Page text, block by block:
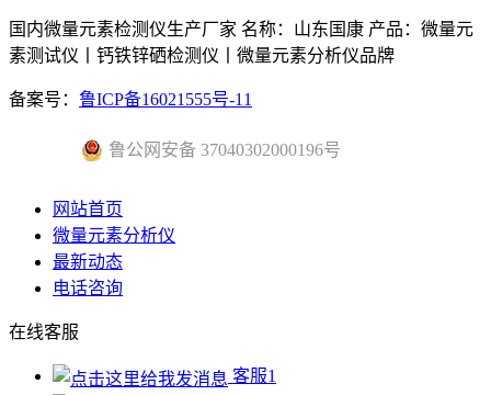
国内微量元素检测仪生产厂家 名称：山东国康 产品：微量元
素测试仪丨钙铁锌硒检测仪丨微量元素分析仪品牌
备案号： 鲁ICP备16021555号-11
鲁公网安备 37040302000196号
网站首页
微量元素分析仪
最新动态
电话咨询
在线客服
客服1